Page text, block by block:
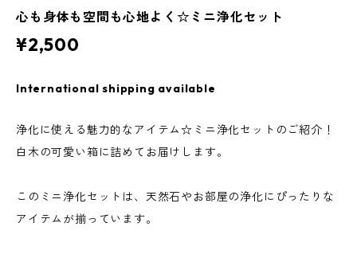
心も身体も空間も心地よく☆ミニ浄化セット
¥2,500
International shipping available
浄化に使える魅力的なアイテム☆ミニ浄化セットのご紹介！
白木の可愛い箱に詰めてお届けします。
このミニ浄化セットは、天然石やお部屋の浄化にぴったりな
アイテムが揃っています。